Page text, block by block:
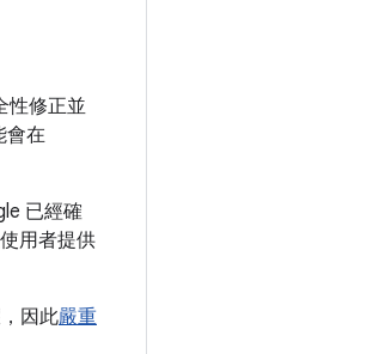
性修正並
會在
已經確
用者提供
因此嚴重